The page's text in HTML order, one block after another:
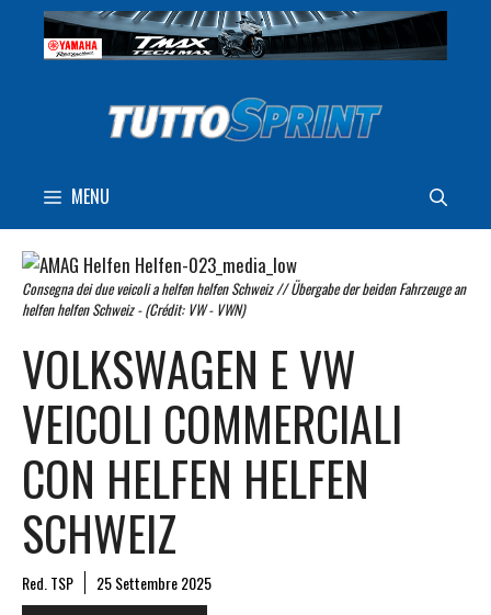
contenuto
MENU
VOLKSWAGEN E VW
VEICOLI COMMERCIALI
CON HELFEN HELFEN
SCHWEIZ
Red. TSP
25 Settembre 2025
Consegna dei due veicoli a helfen helfen Schweiz // Übergabe der beiden Fahrzeuge an
helfen helfen Schweiz - (Crédit: VW - VWN)